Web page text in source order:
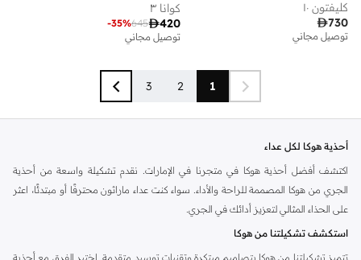
كليفتون ١٠
730
توصيل مجاني
كوانا ٣
420
645
-35%
توصيل مجاني
1
2
3
أحذية هوكا لكل عداء
اكتشف أفضل أحذية هوكا في متجرنا في الإمارات. نقدم تشكيلة واسعة من أحذية
الجري من هوكا المصممة للراحة والأداء. سواء كنت عداء ماراثون محترفًا أو مبتدئًا، اعثر
على الحذاء المثالي لتعزيز أدائك في الجري.
استكشف تشكيلتنا من هوكا
تتميز تشكيلتنا من هوكا بتصاميم مبتكرة وتقنيات توسيد متقدمة. اختبر الفرق مع أحذية